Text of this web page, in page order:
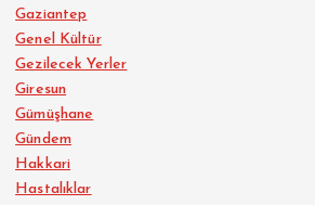
Gaziantep
Genel Kültür
Gezilecek Yerler
Giresun
Gümüşhane
Gündem
Hakkari
Hastalıklar